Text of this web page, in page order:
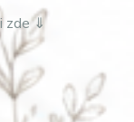
zde ⇓